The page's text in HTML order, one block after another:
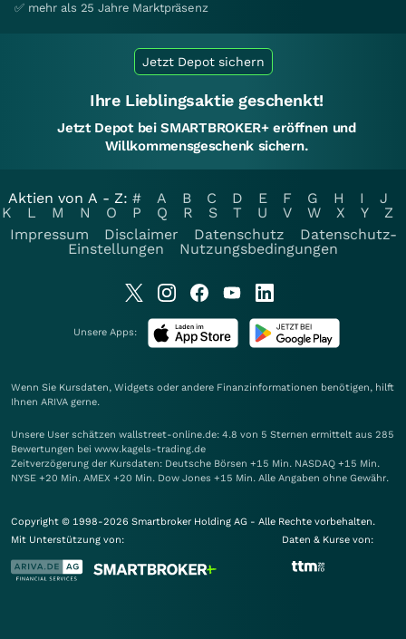
✅ mehr als 25 Jahre Marktpräsenz
Jetzt Depot sichern
Ihre Lieblingsaktie geschenkt!
Jetzt Depot bei SMARTBROKER+ eröffnen und
Willkommensgeschenk sichern.
Aktien von A - Z: # A B C D E F G H I
J
K
L M N O P Q R S T U V W X Y
Z
Impressum
Disclaimer Datenschutz
Datenschutz-
Einstellungen
Nutzungsbedingungen
Unsere Apps:
Wenn Sie Kursdaten, Widgets oder andere Finanzinformationen benötigen, hilft
Ihnen ARIVA gerne.
Unsere User schätzen wallstreet-online.de: 4.8 von 5 Sternen ermittelt aus 285
Bewertungen bei www.kagels-trading.de
Zeitverzögerung der Kursdaten: Deutsche Börsen +15 Min. NASDAQ +15 Min.
NYSE +20 Min. AMEX +20 Min. Dow Jones +15 Min. Alle Angaben ohne Gewähr.
Copyright © 1998-2026 Smartbroker Holding AG - Alle Rechte vorbehalten.
Mit Unterstützung von:
Daten & Kurse von: